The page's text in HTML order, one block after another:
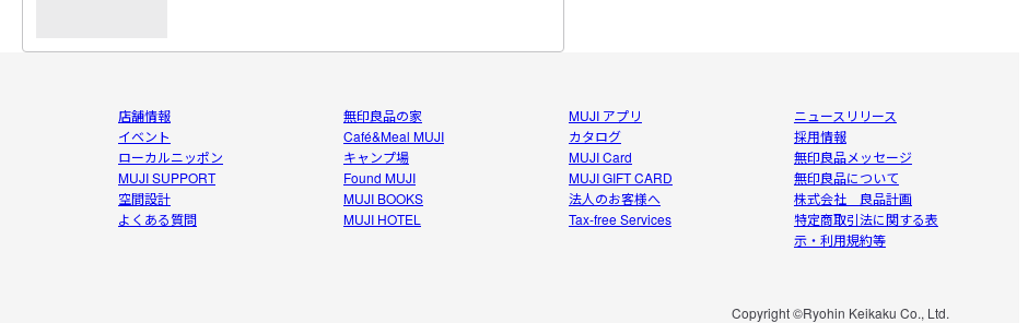
店舗情報
イベント
ローカルニッポン
MUJI SUPPORT
空間設計
よくある質問
無印良品の家
Café&Meal MUJI
キャンプ場
Found MUJI
MUJI BOOKS
MUJI HOTEL
MUJI アプリ
カタログ
MUJI Card
MUJI GIFT CARD
法人のお客様へ
Tax-free Services
ニュースリリース
採用情報
無印良品メッセージ
無印良品について
株式会社 良品計画
特定商取引法に関する表
示・利用規約等
Copyright ©Ryohin Keikaku Co., Ltd.